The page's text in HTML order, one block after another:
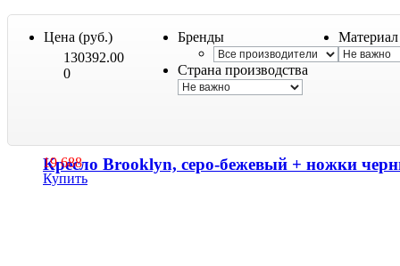
Цена (руб.)
130392.00
0
Бренды Материал
Страна производства
Кресло Brooklyn, серо-бежевый + ножки
19 688
Купить